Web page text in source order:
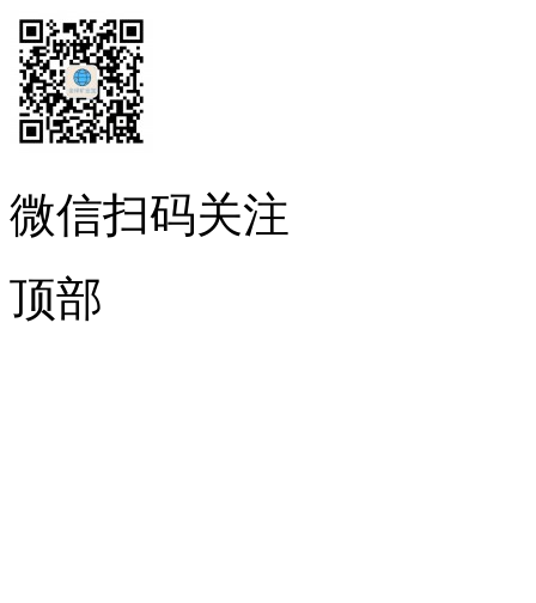
微信扫码关注
顶部